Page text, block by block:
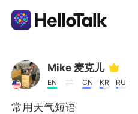
แอปแลกเปลี่ยนทางภาษา
AI Grammar Checker
Mike 麦克儿
EN CN KR RU
常用天气短语